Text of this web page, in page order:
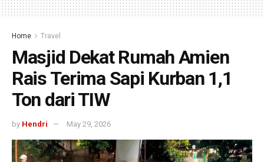
Home Travel
Masjid Dekat Rumah Amien
Rais Terima Sapi Kurban 1,1
Ton dari TIW
by Hendri May 29, 2026